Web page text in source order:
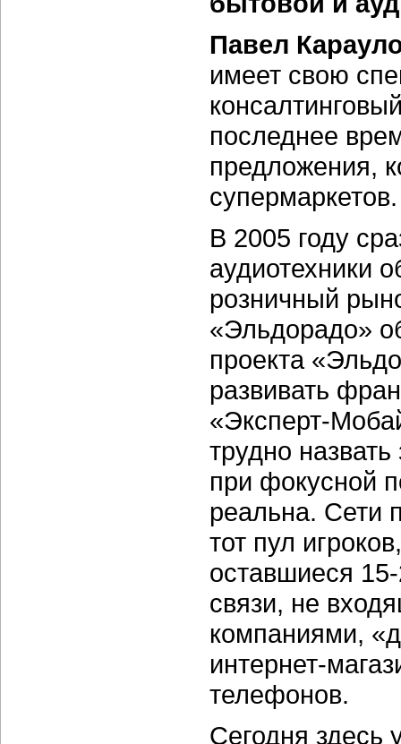
Павел
имеет свою
последнее
предложения,
супермаркетов.
В 2005 году
аудиотехники
розничный
«Эльдорадо»
проекта
развивать
«Эксперт-
трудно
при фокусной
реальна. Сети
тот пул
оставшиеся
связи, не
компаниями,
интернет-
телефонов.
Сегодня здесь